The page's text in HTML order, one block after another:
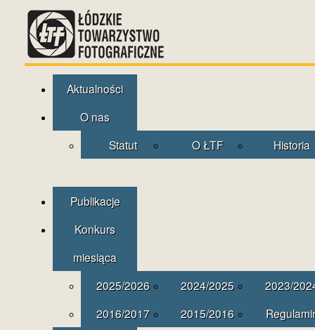
Aktualności
O nas
Statut
O ŁTF Historia
Publikacje
Konkurs
miesiąca
2025/2026
2024/2025
2023/
2016/2017
2015/2016